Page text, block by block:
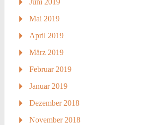
Juni 2019
Mai 2019
April 2019
März 2019
Februar 2019
Januar 2019
Dezember 2018
November 2018